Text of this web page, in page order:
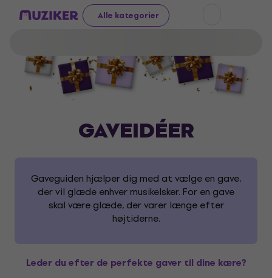
Alle kategorier
GAVEIDÉER
Gaveguiden hjælper dig med at vælge en gave,
der vil glæde enhver musikelsker. For en gave
skal være glæde, der varer længe efter
højtiderne.
Leder du efter de perfekte gaver til dine kære?